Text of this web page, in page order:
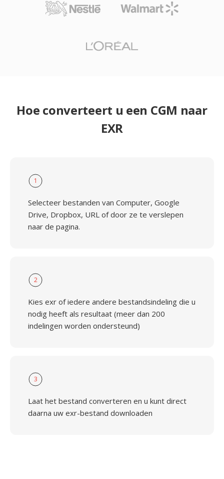
Hoe converteert u een CGM naar
EXR
1
Selecteer bestanden van Computer, Google
Drive, Dropbox, URL of door ze te verslepen
naar de pagina.
2
Kies exr of iedere andere bestandsindeling die u
nodig heeft als resultaat (meer dan 200
indelingen worden ondersteund)
3
Laat het bestand converteren en u kunt direct
daarna uw exr-bestand downloaden